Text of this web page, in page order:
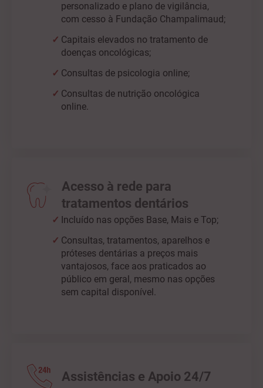
personalizado e plano de vigilância,
com cesso à Fundação Champalimaud;
Capitais elevados no tratamento de
doenças oncológicas;
Consultas de psicologia online;
Consultas de nutrição oncológica
online.
Acesso à rede para
tratamentos dentários
Incluído nas opções Base, Mais e Top;
Consultas, tratamentos, aparelhos e
próteses dentárias a preços mais
vantajosos, face aos praticados ao
público em geral, mesmo nas opções
sem capital disponível.
Assistências e Apoio 24/7